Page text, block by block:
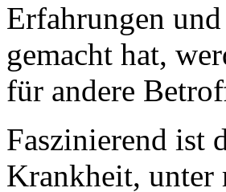
Erfahrungen
gemacht hat,
für andere
Faszinierend ist
Krankheit, unter